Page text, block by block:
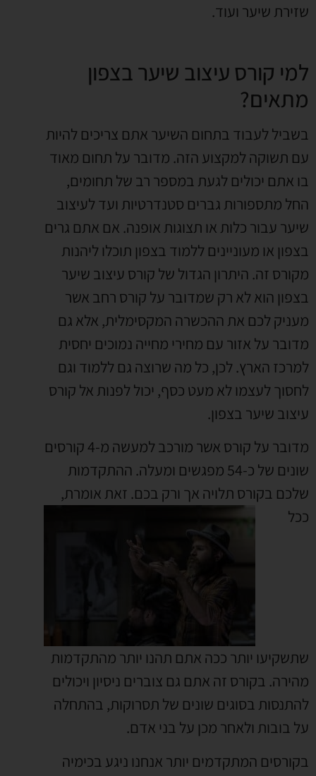
שזירת שיער ועוד.
למי קורס עיצוב שיער בצפון
מתאים?
בשביל לעבוד בתחום השיער אתם צריכים להיות
עם תשוקה למקצוע הזה. מדובר על תחום מאוד
בו אתם יכולים לגעת במספר רב של תחומים,
החל מתספורות גברים סטנדרטיות ועד לעיצוב
שיער עבור כלות או תצוגות אופנה. אם אתם גרים
בצפון או מעוניינים ללמוד בצפון תוכלו ליהנות
מקורס זה. היתרון הגדול של קורס עיצוב שיער
בצפון הוא לא רק שמדובר על קורס רחב אשר
מעניק לכם את ההכשרה המקסימלית, אלא גם
מדובר על אזור עם מחירי מחייה נמוכים יחסית
למרכז הארץ. לכן, כל מה שרוצה גם ללמוד וגם
לחסוך לעצמו לא מעט כסף, יכול לפנות אל קורס
עיצוב שיער בצפון.
מדובר על קורס אשר מורכב למעשה מ-4 קורסים
שונים של כ-54 מפגשים ומעלה. ההתקדמות
שלכם בקורס תלויה אך ורק בכם. זאת אומרת,
ככל
שתשקיעו יותר ככה אתם תהנו יותר מהתקדמות
מהירה. בקורס זה אתם גם צוברים ניסיון ויכולים
להתנסות בסוגים שונים של תסרוקות, בהתחלה
על בובות ולאחר מכן על בני אדם.
בקורסים המתקדמים יותר אנחנו ניגע בכימיה